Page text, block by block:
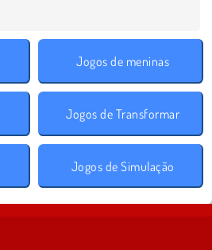
Jogos de meninas
Jogos de Transformar
Jogos de Simulação